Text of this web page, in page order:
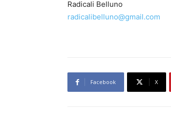
Radicali Belluno
radicalibelluno@gmail.com
Facebook X